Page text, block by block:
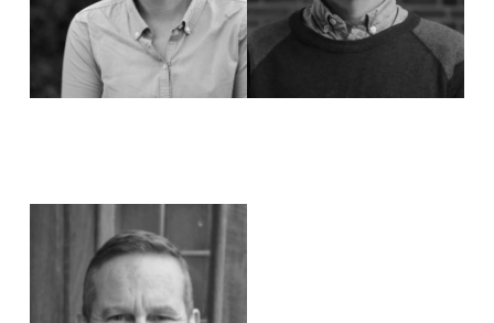
Dag Martin Østevold